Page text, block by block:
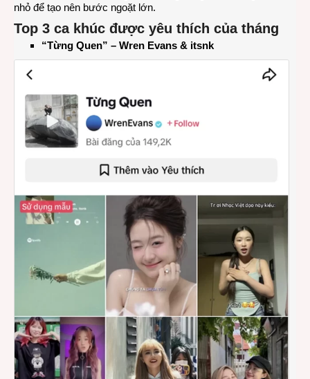
nhỏ để tạo nên bước ngoặt lớn.
Top 3 ca khúc được yêu thích của tháng
“Từng Quen” – Wren Evans & itsnk